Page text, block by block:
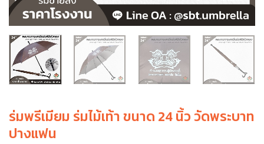
ร่มพรีเมียม ร่มไม้เท้า ขนาด 24 นิ้ว วัดพระบาท
ปางแฟน